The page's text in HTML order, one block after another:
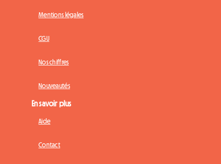
Mentions légales
CGU
Nos chiffres
Nouveautés
En savoir plus
Aide
Contact